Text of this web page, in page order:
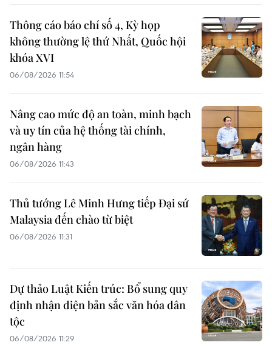
Thông cáo báo chí số 4, Kỳ họp
không thường lệ thứ Nhất, Quốc hội
khóa XVI
06/08/2026 11:54
Nâng cao mức độ an toàn, minh bạch
và uy tín của hệ thống tài chính,
ngân hàng
06/08/2026 11:43
Thủ tướng Lê Minh Hưng tiếp Đại sứ
Malaysia đến chào từ biệt
06/08/2026 11:31
Dự thảo Luật Kiến trúc: Bổ sung quy
định nhận diện bản sắc văn hóa dân
tộc
06/08/2026 11:29